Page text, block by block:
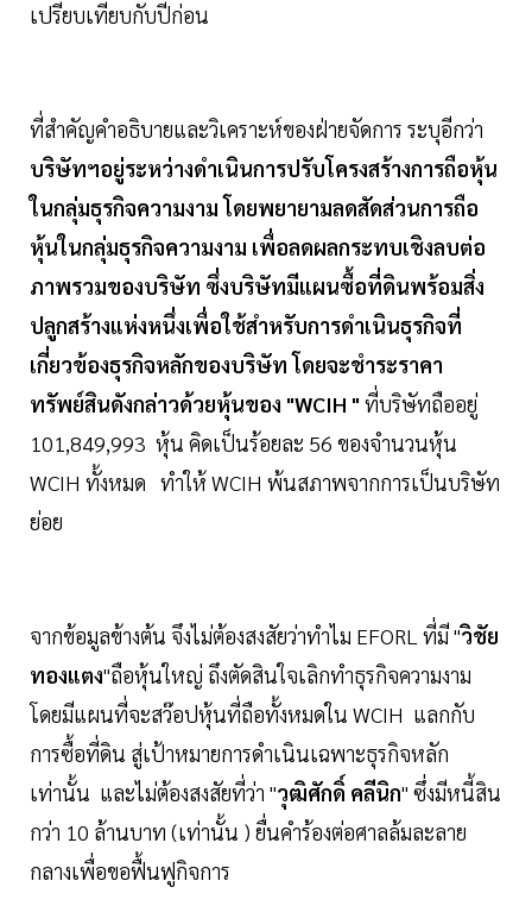
เปรียบเทียบกับปีก่อน
ที่สำคัญคำอธิบายและวิเคราะห์ของฝ่ายจัดการ ระบุอีกว่า
บริษัทฯอยู่ระหว่างดำเนินการปรับโครงสร้างการถือหุ้น
ในกลุ่มธุรกิจความงาม โดยพยายามลดสัดส่วนการถือ
หุ้นในกลุ่มธุรกิจความงาม เพื่อลดผลกระทบเชิงลบต่อ
ภาพรวมของบริษัท ซึ่งบริษัทมีแผนซื้อที่ดินพร้อมสิ่ง
ปลูกสร้างแห่งหนึ่งเพื่อใช้สำหรับการดำเนินธุรกิจที่
เกี่ยวข้องธุรกิจหลักของบริษัท โดยจะชำระราคา
ทรัพย์สินดังกล่าวด้วยหุ้นของ "WCIH " ที่บริษัทถืออยู่
101,849,993 หุ้น คิดเป็นร้อยละ 56 ของจำนวนหุ้น
WCIH ทั้งหมด ทำให้ WCIH พ้นสภาพจากการเป็นบริษัท
ย่อย
จากข้อมูลข้างต้น จึงไม่ต้องสงสัยว่าทำไม EFORL ที่มี "วิชัย
ทองแตง"ถือหุ้นใหญ่ ถึงตัดสินใจเลิกทำธุรกิจความงาม
โดยมีแผนที่จะสว๊อปหุ้นที่ถือทั้งหมดใน WCIH แลกกับ
การซื้อที่ดิน สู่เป้าหมายการดำเนินเฉพาะธุรกิจหลัก
เท่านั้น และไม่ต้องสงสัยที่ว่า "วุฒิศักดิ์ คลีนิก" ซึ่งมีหนี้สิน
กว่า 10 ล้านบาท (เท่านั้น ) ยื่นคำร้องต่อศาลล้มละลาย
กลางเพื่อขอฟื้นฟูกิจการ